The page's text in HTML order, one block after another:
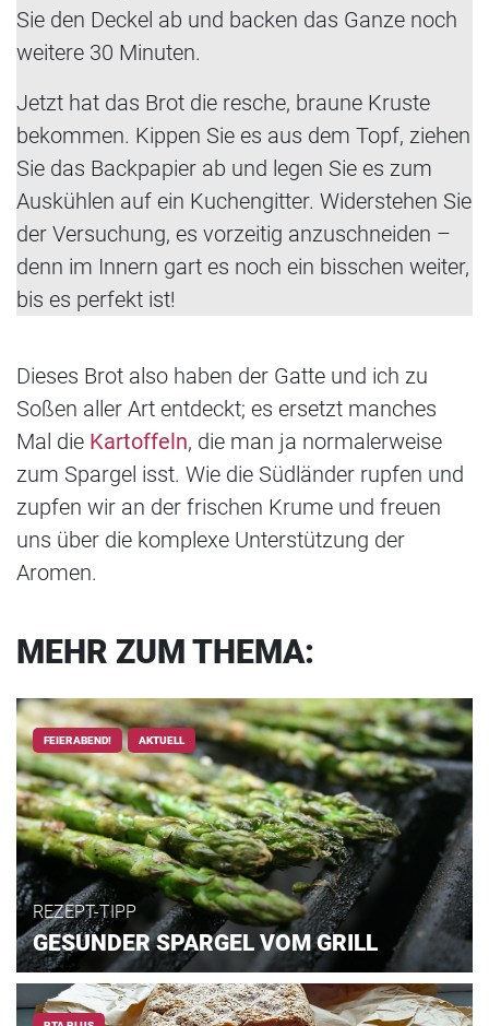
Sie den Deckel ab und backen das Ganze noch
weitere 30 Minuten.
Jetzt hat das Brot die resche, braune Kruste
bekommen. Kippen Sie es aus dem Topf, ziehen
Sie das Backpapier ab und legen Sie es zum
Auskühlen auf ein Kuchengitter. Widerstehen Sie
der Versuchung, es vorzeitig anzuschneiden –
denn im Innern gart es noch ein bisschen weiter,
bis es perfekt ist!
Dieses Brot also haben der Gatte und ich zu
Soßen aller Art entdeckt; es ersetzt manches
Mal die Kartoffeln, die man ja normalerweise
zum Spargel isst. Wie die Südländer rupfen und
zupfen wir an der frischen Krume und freuen
uns über die komplexe Unterstützung der
Aromen.
MEHR ZUM THEMA:
FEIERABEND! AKTUELL
REZEPT-TIPP
GESUNDER SPARGEL VOM GRILL